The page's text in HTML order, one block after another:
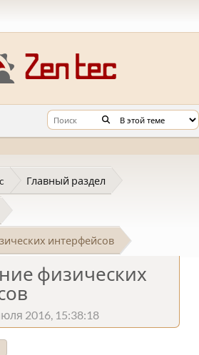
Главный раздел
интерфейсов
физических
2016, 15:38:18